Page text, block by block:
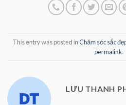
This entry was posted inChăm sóc sắc
permalink.
LƯU THANH